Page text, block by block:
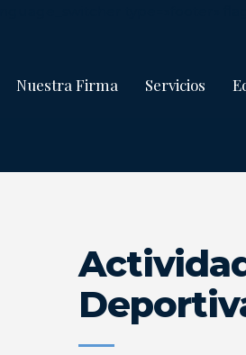
Nuestra Firma Servicios